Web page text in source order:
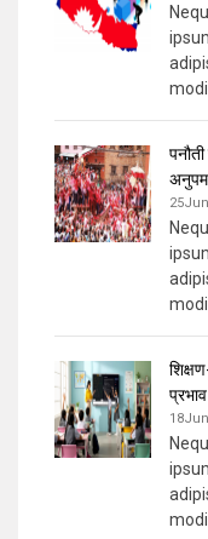
प्रभाव